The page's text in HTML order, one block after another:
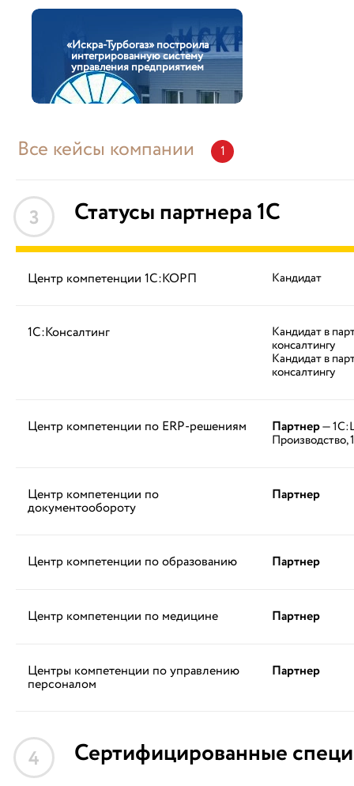
«Искра-Турбогаз» построила
интегрированную систему
управления предприятием
Все кейсы компании 1
3 Статусы партнера 1С
Центр компетенции 1С:КОРП Кандидат
1С:Консалтинг Кандидат в
консалтингу
Кандидат в
консалтингу
Центр компетенции по ERP-решениям Партнер—
Производство,
Центр компетенции по
документообороту
Партнер
Центр компетенции по образованию Партнер
Центр компетенции по медицине Партнер
Центры компетенции по управлению
персоналом
Партнер
4 Сертифицированные